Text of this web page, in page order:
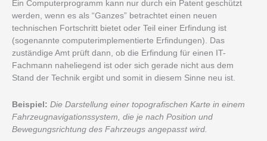
Ein Computerprogramm kann nur durch ein Patent geschützt
werden, wenn es als “Ganzes” betrachtet einen neuen
technischen Fortschritt bietet oder Teil einer Erfindung ist
(sogenannte computerimplementierte Erfindungen). Das
zuständige Amt prüft dann, ob die Erfindung für einen IT-
Fachmann naheliegend ist oder sich gerade nicht aus dem
Stand der Technik ergibt und somit in diesem Sinne neu ist.
Beispiel: Die Darstellung einer topografischen Karte in einem
Fahrzeugnavigationssystem, die je nach Position und
Bewegungsrichtung des Fahrzeugs angepasst wird.